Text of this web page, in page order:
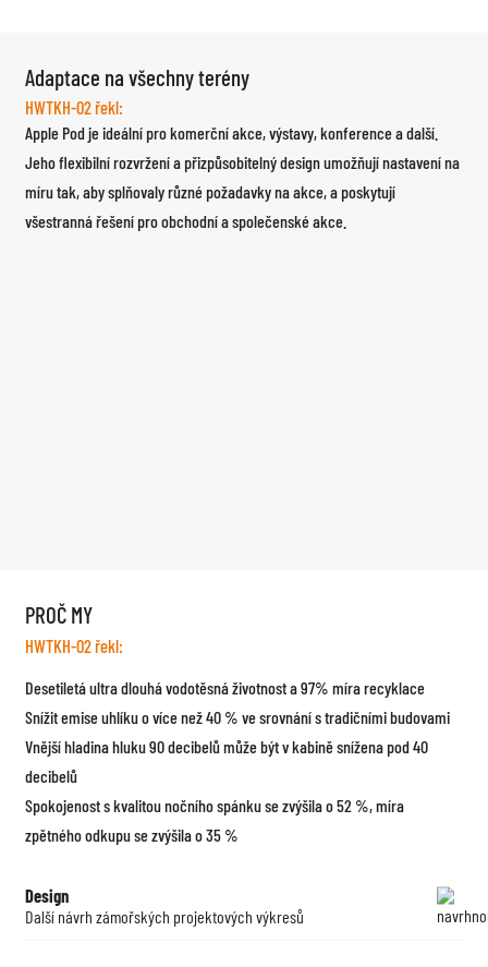
Adaptace na všechny terény
HWTKH-02 řekl:
Apple Pod je ideální pro komerční akce, výstavy, konference a další.
Jeho flexibilní rozvržení a přizpůsobitelný design umožňují nastavení na
míru tak, aby splňovaly různé požadavky na akce, a poskytují
všestranná řešení pro obchodní a společenské akce.
PROČ MY
HWTKH-02 řekl:
Desetiletá ultra dlouhá vodotěsná životnost a 97% míra recyklace
Snížit emise uhlíku o více než 40 % ve srovnání s tradičními budovami
Vnější hladina hluku 90 decibelů může být v kabině snížena pod 40
decibelů
Spokojenost s kvalitou nočního spánku se zvýšila o 52 %, míra
zpětného odkupu se zvýšila o 35 %
Design
Další návrh zámořských projektových výkresů